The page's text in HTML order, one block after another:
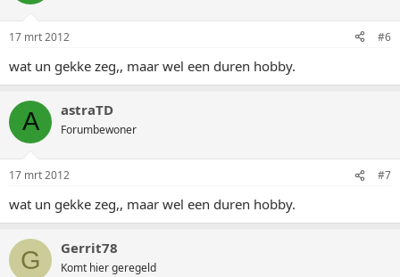
17 mrt 2012 #6
wat un gekke zeg,, maar wel een duren hobby.
A astraTD
Forumbewoner
17 mrt 2012 #7
wat un gekke zeg,, maar wel een duren hobby.
G Gerrit78
Komt hier geregeld